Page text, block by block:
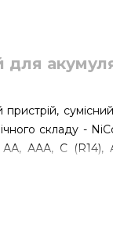
для
складу -
АА, ААА, С